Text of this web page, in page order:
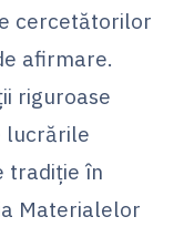
cercetătorilor
afirmare.
riguroase
lucrările
tradiţie în
Materialelor